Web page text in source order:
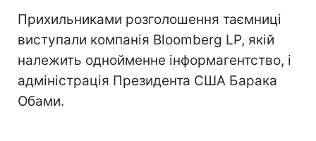
Прихильниками розголошення таємниці
виступали компанія Bloomberg LP, якій
належить однойменне інформагентство, і
адміністрація Президента США Барака
Обами.